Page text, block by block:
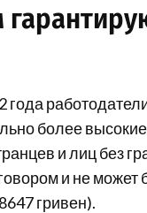
года
более
и лиц без
и не может
гривен).